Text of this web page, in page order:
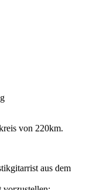
von 220km.
aus dem